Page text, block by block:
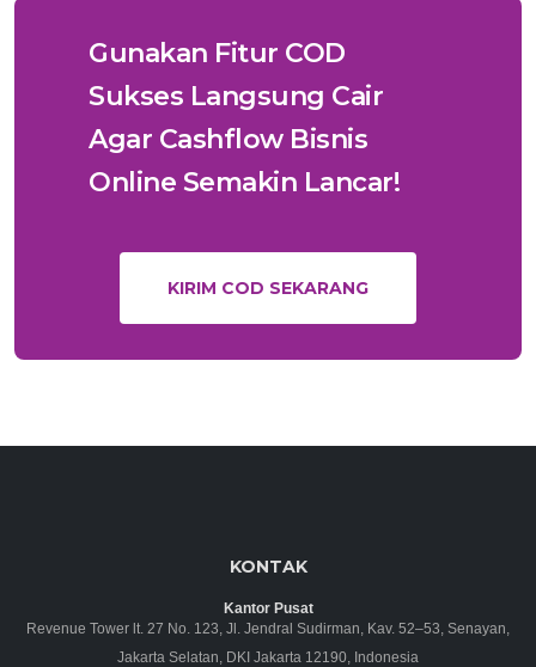
Gunakan Fitur COD
Sukses Langsung Cair
Agar Cashflow Bisnis
Online Semakin Lancar!
KIRIM COD SEKARANG
KONTAK
Kantor Pusat
Revenue Tower lt. 27 No. 123, Jl. Jendral Sudirman, Kav. 52–53, Senayan,
Jakarta Selatan, DKI Jakarta 12190, Indonesia